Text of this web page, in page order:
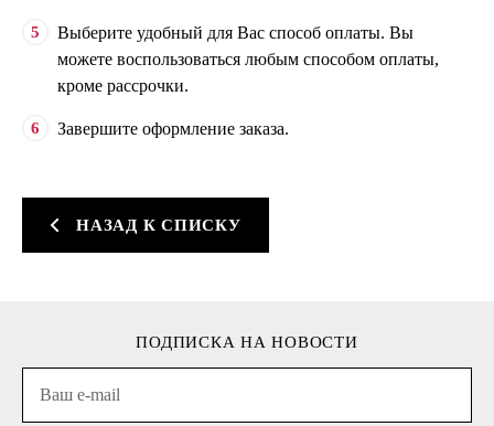
Выберите удобный для Вас способ оплаты. Вы
можете воспользоваться любым способом оплаты,
кроме рассрочки.
Завершите оформление заказа.
НАЗАД К СПИСКУ
ПОДПИСКА НА НОВОСТИ